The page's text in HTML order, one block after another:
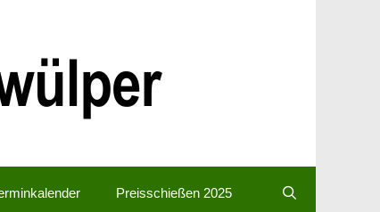
Preisschießen 2025